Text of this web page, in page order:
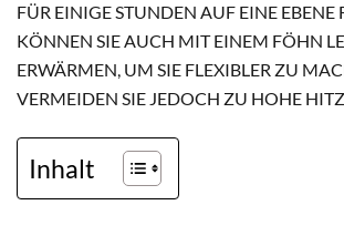
FÜR EINIGE STUNDEN AUF EINE EBENE
KÖNNEN SIE AUCH MIT EINEM FÖHN
ERWÄRMEN, UM SIE FLEXIBLER ZU
VERMEIDEN SIE JEDOCH ZU HOHE
Inhalt